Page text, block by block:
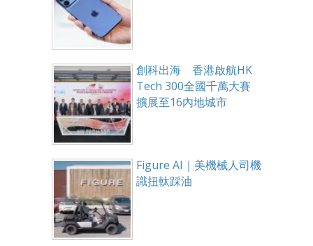
創科出海 香港啟航HK
Tech 300全國千萬大賽
擴展至16內地城市
Figure AI｜美機械人司機
識扭軚踩油